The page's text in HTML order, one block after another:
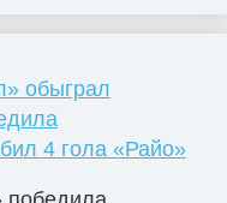
обыграл
4 гола «Райо»